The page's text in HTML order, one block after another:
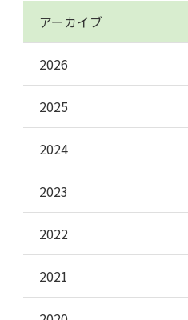
アーカイブ
2026
2025
2024
2023
2022
2021